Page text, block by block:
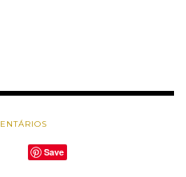
Save